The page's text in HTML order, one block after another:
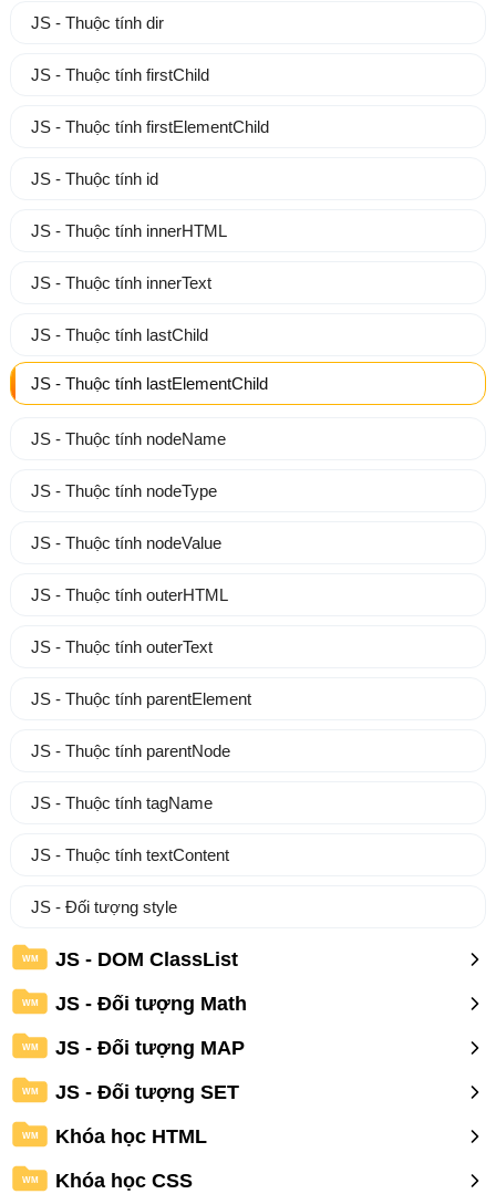
JS - Thuộc tính dir
JS - Thuộc tính firstChild
JS - Thuộc tính firstElementChild
JS - Thuộc tính id
JS - Thuộc tính innerHTML
JS - Thuộc tính innerText
JS - Thuộc tính lastChild
JS - Thuộc tính lastElementChild
JS - Thuộc tính nodeName
JS - Thuộc tính nodeType
JS - Thuộc tính nodeValue
JS - Thuộc tính outerHTML
JS - Thuộc tính outerText
JS - Thuộc tính parentElement
JS - Thuộc tính parentNode
JS - Thuộc tính tagName
JS - Thuộc tính textContent
JS - Đối tượng style
WM JS - DOM ClassList
WM JS - Đối tượng Math
WM JS - Đối tượng MAP
WM JS - Đối tượng SET
WM Khóa học HTML
WM Khóa học CSS